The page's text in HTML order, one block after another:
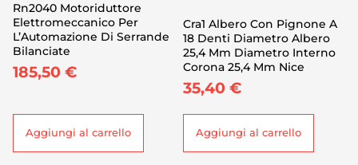
Rn2040 Motoriduttore
Elettromeccanico Per
L’Automazione Di Serrande
Bilanciate
185,50 €
Aggiungi al carrello
Cra1 Albero Con Pignone A
18 Denti Diametro Albero
25,4 Mm Diametro Interno
Corona 25,4 Mm Nice
35,40 €
Aggiungi al carrello